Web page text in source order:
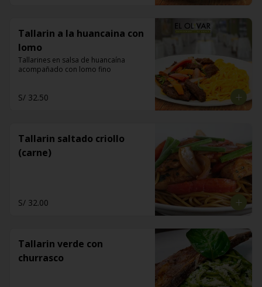
Tallarin a la huancaina con
lomo
Tallarines en salsa de huancaína
acompañado con lomo fino
S/ 32.50
Tallarin saltado criollo
(carne)
S/ 32.00
Tallarin verde con
churrasco